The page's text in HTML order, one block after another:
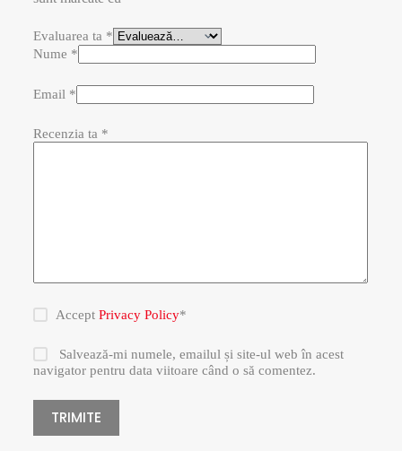
Evaluarea ta *
Nume *
Email *
Recenzia ta *
AcceptPrivacy Policy*
Salvează-mi numele, emailul și site-ul web în acest
navigator pentru data viitoare când o să comentez.
TRIMITE